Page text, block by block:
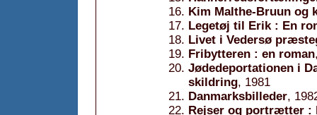
Kim Malthe-Bruun og
Legetøj til Erik : En
Livet i Vedersø
Fribytteren : en roman
Jødedeportationen i
skildring, 1981
Danmarksbilleder,
Rejser og portrætter :